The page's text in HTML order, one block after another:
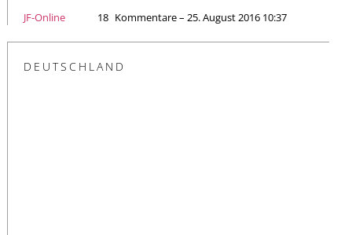
JF-Online 18 Kommentare – 25. August 2016 10:37
DEUTSCHLAND